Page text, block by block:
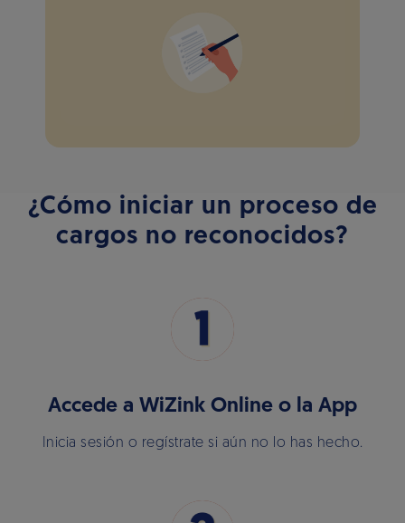
¿Cómo iniciar un proceso de
cargos no reconocidos?
Accede a WiZink Online o la App
Inicia sesión o regístrate si aún no lo has hecho.